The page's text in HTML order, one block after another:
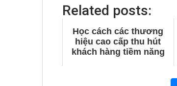
Related posts:
Học cách các thương
hiệu cao cấp thu hút
khách hàng tiềm năng